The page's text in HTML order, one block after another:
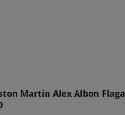
Martin Alex Albon Flaga